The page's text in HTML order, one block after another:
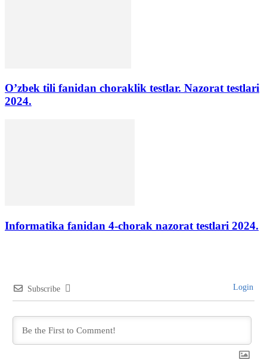
O’zbek tili fanidan choraklik testlar. Nazorat testlari
2024.
Informatika fanidan 4-chorak nazorat testlari 2024.
Subscribe Login